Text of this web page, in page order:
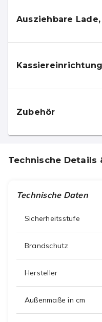
Ausziehbare
Kassiereinrichtung
Zubehör
Technische Details
Technische Daten
Sicherheitsstufe
Brandschutz
Hersteller
Außenmaße in cm